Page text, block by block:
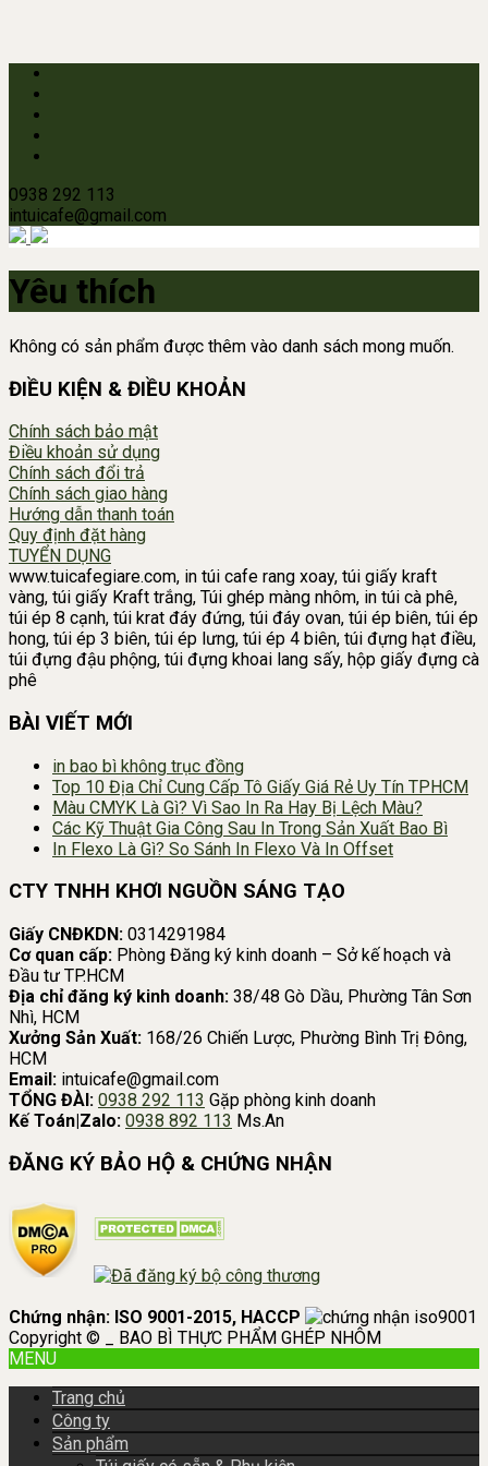
0938 292 113
intuicafe@gmail.com
Yêu thích
Không có sản phẩm được thêm vào danh sách mong muốn.
ĐIỀU KIỆN & ĐIỀU KHOẢN
Chính sách bảo mật
Điều khoản sử dụng
Chính sách đổi trả
Chính sách giao hàng
Hướng dẫn thanh toán
Quy định đặt hàng
TUYỂN DỤNG
www.tuicafegiare.com, in túi cafe rang xoay, túi giấy kraft
vàng, túi giấy Kraft trắng, Túi ghép màng nhôm, in túi cà phê,
túi ép 8 cạnh, túi krat đáy đứng, túi đáy ovan, túi ép biên, túi ép
hong, túi ép 3 biên, túi ép lưng, túi ép 4 biên, túi đựng hạt điều,
túi đựng đậu phộng, túi đựng khoai lang sấy, hộp giấy đựng cà
phê
BÀI VIẾT MỚI
in bao bì không trục đồng
Top 10 Địa Chỉ Cung Cấp Tô Giấy Giá Rẻ Uy Tín TPHCM
Màu CMYK Là Gì? Vì Sao In Ra Hay Bị Lệch Màu?
Các Kỹ Thuật Gia Công Sau In Trong Sản Xuất Bao Bì
In Flexo Là Gì? So Sánh In Flexo Và In Offset
CTY TNHH KHƠI NGUỒN SÁNG TẠO
Giấy CNĐKDN: 0314291984
Cơ quan cấp: Phòng Đăng ký kinh doanh – Sở kế hoạch và
Đầu tư TP.HCM
Địa chỉ đăng ký kinh doanh: 38/48 Gò Dầu, Phường Tân Sơn
Nhì, HCM
Xưởng Sản Xuất: 168/26 Chiến Lược, Phường Bình Trị Đông,
HCM
Email: intuicafe@gmail.com
TỔNG ĐÀI: 0938 292 113 Gặp phòng kinh doanh
Kế Toán|Zalo: 0938 892 113 Ms.An
ĐĂNG KÝ BẢO HỘ & CHỨNG NHẬN
Chứng nhận: ISO 9001-2015, HACCP
Copyright © _ BAO BÌ THỰC PHẨM GHÉP NHÔM
MENU
Trang chủ
Công ty
Sản phẩm